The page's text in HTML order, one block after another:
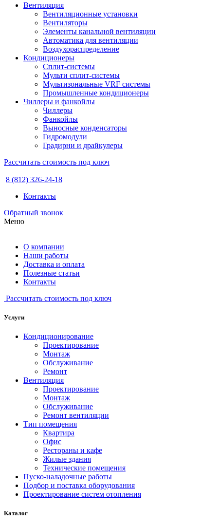
Вентиляция
Вентиляционные установки
Вентиляторы
Элементы канальной вентиляции
Автоматика для вентиляции
Воздухораспределение
Кондиционеры
Сплит-системы
Мульти сплит-системы
Мультизональные VRF системы
Промышленные кондиционеры
Чиллеры и фанкойлы
Чиллеры
Фанкойлы
Выносные конденсаторы
Гидромодули
Градирни и драйкулеры
Рассчитать стоимость под ключ
8 (812) 326-24-18
Контакты
Обратный звонок
Меню
О компании
Наши работы
Доставка и оплата
Полезные статьи
Контакты
Рассчитать стоимость под ключ
Услуги
Кондиционирование
Проектирование
Монтаж
Обслуживание
Ремонт
Вентиляция
Проектирование
Монтаж
Обслуживание
Ремонт вентиляции
Тип помещения
Квартира
Офис
Рестораны и кафе
Жилые здания
Технические помещения
Пуско-наладочные работы
Подбор и поставка оборудования
Проектирование систем отопления
Каталог